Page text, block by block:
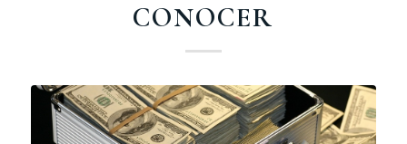
CONOCER